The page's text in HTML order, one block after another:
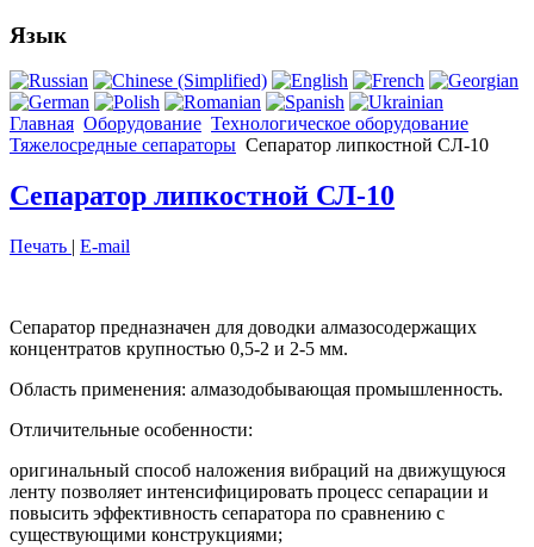
Язык
Главная Оборудование Технологическое оборудование
Тяжелосредные сепараторы Сепаратор липкостной СЛ-10
Сепаратор липкостной СЛ-10
Печать | E-mail
Сепаратор предназначен для доводки алмазосодержащих
концентратов крупностью 0,5-2 и 2-5 мм.
Область применения: алмазодобывающая промышленность.
Отличительные особенности:
оригинальный способ наложения вибраций на движущуюся
ленту позволяет интенсифицировать процесс сепарации и
повысить эффективность сепаратора по сравнению с
существующими конструкциями;